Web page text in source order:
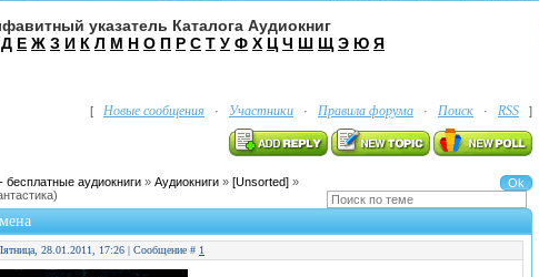
указатель Каталога Аудиокниг
Д Е Ж З И К Л М Н О П Р С Т У Ф Х Ц Ч Ш Щ Э Ю Я
[ Новые сообщения · Участники · Правила форума · Поиск · RSS ]
бесплатные аудиокниги » Аудиокниги » [Unsorted] »
28.01.2011, 17:26 | Сообщение # 1